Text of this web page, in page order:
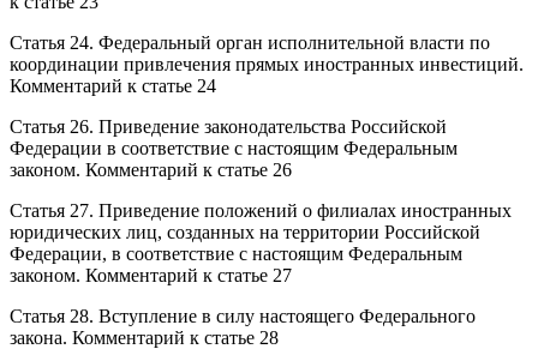
Статья 24. Федеральный орган исполнительной власти по
координации привлечения прямых иностранных инвестиций.
Комментарий к статье 24
Статья 26. Приведение законодательства Российской
Федерации в соответствие с настоящим Федеральным
законом. Комментарий к статье 26
Статья 27. Приведение положений о филиалах иностранных
юридических лиц, созданных на территории Российской
Федерации, в соответствие с настоящим Федеральным
законом. Комментарий к статье 27
Статья 28. Вступление в силу настоящего Федерального
закона. Комментарий к статье 28